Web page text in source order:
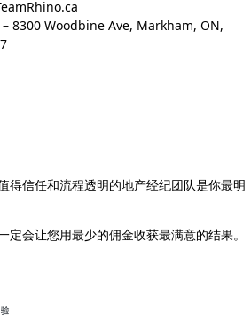
8300 Woodbine Ave, Markham, ON,
得信任和流程透明的地产经纪团队是你最明
定会让您用最少的佣金收获最满意的结果。